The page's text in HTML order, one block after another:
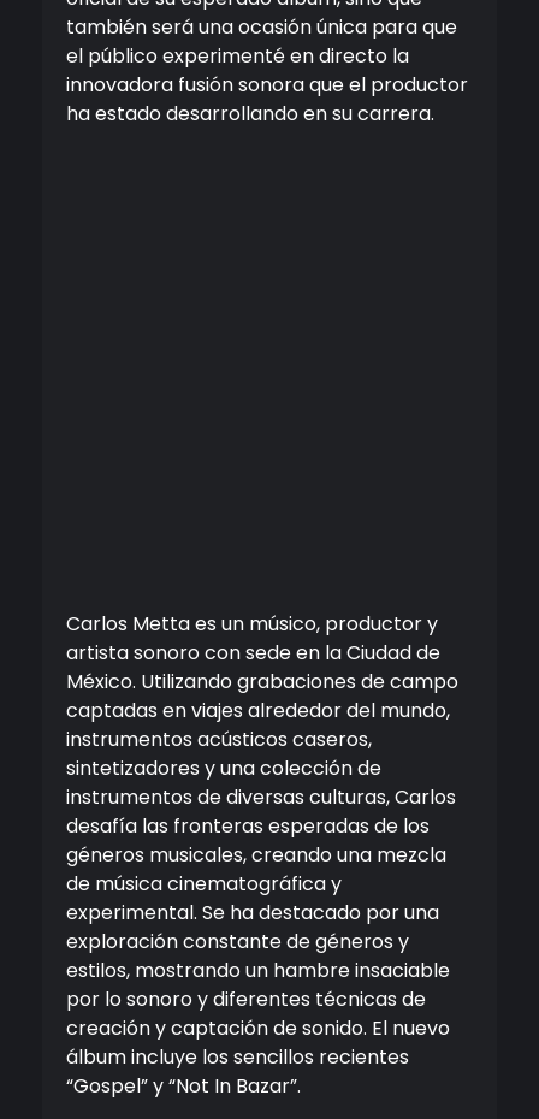
también será una ocasión única para que
el público experimenté en directo la
innovadora fusión sonora que el productor
ha estado desarrollando en su carrera.
Carlos Metta es un músico, productor y
artista sonoro con sede en la Ciudad de
México. Utilizando grabaciones de campo
captadas en viajes alrededor del mundo,
instrumentos acústicos caseros,
sintetizadores y una colección de
instrumentos de diversas culturas, Carlos
desafía las fronteras esperadas de los
géneros musicales, creando una mezcla
de música cinematográfica y
experimental. Se ha destacado por una
exploración constante de géneros y
estilos, mostrando un hambre insaciable
por lo sonoro y diferentes técnicas de
creación y captación de sonido. El nuevo
álbum incluye los sencillos recientes
“Gospel” y “Not In Bazar”.